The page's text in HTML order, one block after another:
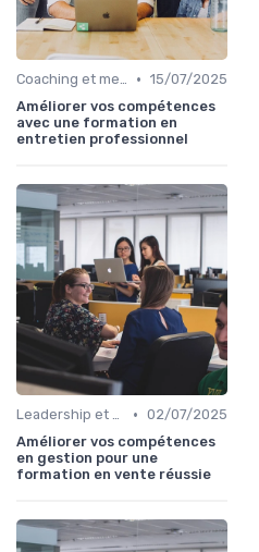
Coaching et mentorat • 15/07/2025
Améliorer vos compétences
avec une formation en
entretien professionnel
Leadership et management commercial • 02/07/2025
Améliorer vos compétences
en gestion pour une
formation en vente réussie